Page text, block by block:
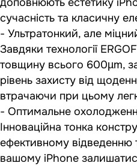
сучасність та класичну
- Ультратонкий, але
Завдяки технології
товщину всього 600µm,
рівень захисту від
втрачаючи при цьому
- Оптимальне
Інноваційна тонка
ефективному відведенню
вашому iPhone